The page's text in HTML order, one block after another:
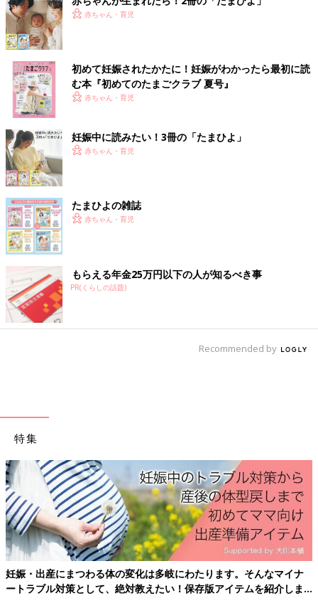
赤ちゃん・育児
初めて妊娠されたかたに！妊娠がわかったら最初に読
む本『初めてのたまごクラブ 夏号』
赤ちゃん・育児
妊娠中に読みたい！3冊の「たまひよ」
赤ちゃん・育児
たまひよの雑誌
赤ちゃん・育児
もらえる年金25万円以下の人が知るべき事
PR(くらしの話題)
Recommended by
特集
妊娠・出産にまつわる体の変化は多岐にわたります。そんなマイナ
ートラブル対策として、絶対教えたい！保存版アイテムを紹介しま